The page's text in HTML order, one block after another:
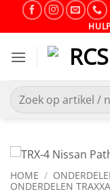
Zoeken
naar:
HOME /
ONDERDELEN